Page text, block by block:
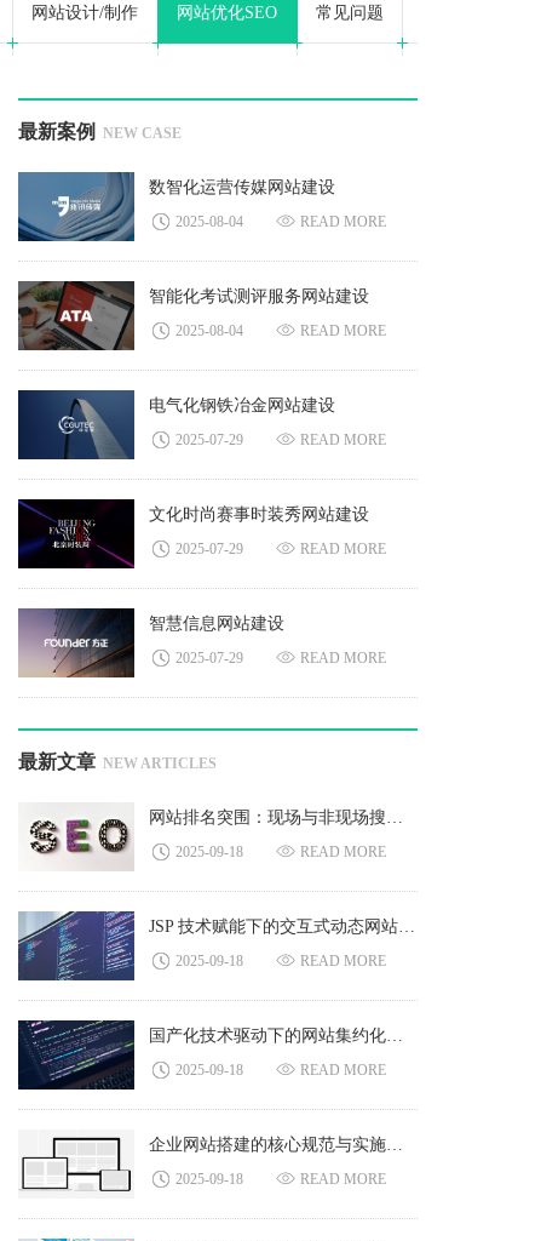
网站设计/制作 网站优化SEO 常见问题
最新案例 NEW CASE
数智化运营传媒网站建设
2025-08-04 READ MORE
智能化考试测评服务网站建设
2025-08-04 READ MORE
电气化钢铁冶金网站建设
2025-07-29 READ MORE
文化时尚赛事时装秀网站建设
2025-07-29 READ MORE
智慧信息网站建设
2025-07-29 READ MORE
最新文章 NEW ARTICLES
2025-09-18 READ MORE
2025-09-18 READ MORE
2025-09-18 READ MORE
2025-09-18 READ MORE